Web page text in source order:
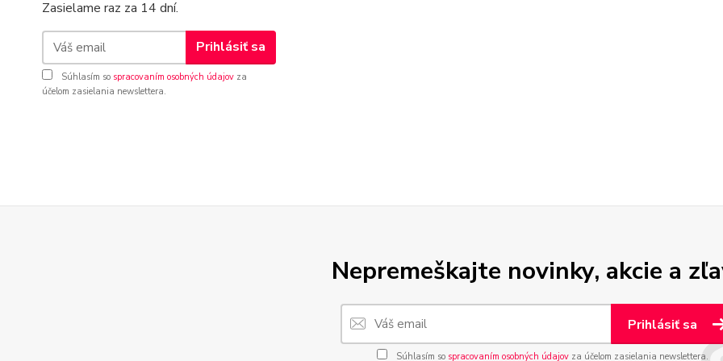
Zasielame raz za 14 dní.
Prihlásiť sa
Súhlasím so spracovaním osobných údajov za
účelom zasielania newslettera.
Nepremeškajte novinky, akcie a
Prihlásiť sa
Súhlasím so spracovaním osobných údajovza účelom zasielania newslettera.